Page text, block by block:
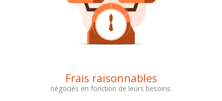
Frais raisonnables
négociés en fonction de leurs besoins.